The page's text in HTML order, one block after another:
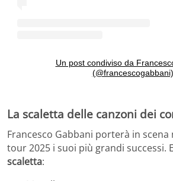
Un post condiviso da
(@francescogabbani)
La scaletta delle canzoni dei
Francesco Gabbani porterà in
tour 2025 i suoi più grandi successi.
scaletta: